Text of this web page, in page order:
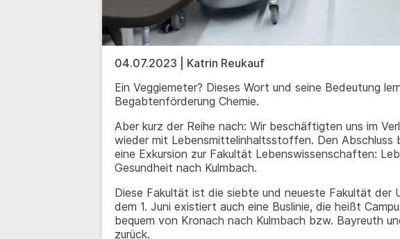
04.07.2023 | Katrin Reukauf
Ein Veggiemeter? Dieses Wort und seine Bedeutung
Begabtenförderung Chemie.
Aber kurz der Reihe nach: Wir beschäftigten uns im
wieder mit Lebensmittelinhaltsstoffen. Den Abschluss
eine Exkursion zur Fakultät Lebenswissenschaften:
Gesundheit nach Kulmbach.
Diese Fakultät ist die siebte und neueste Fakultät der
dem 1. Juni existiert auch eine Buslinie, die heißt
bequem von Kronach nach Kulmbach bzw. Bayreuth
zurück.